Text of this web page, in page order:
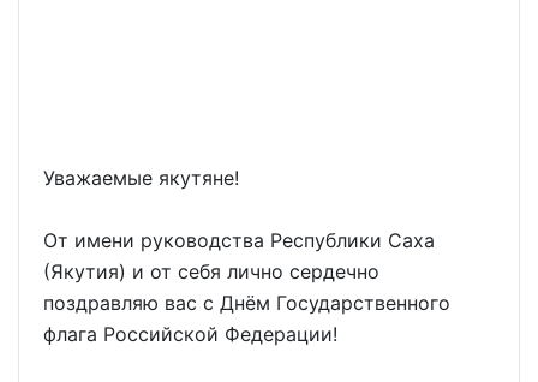
Уважаемые якутяне!
От имени руководства Республики Саха
(Якутия) и от себя лично сердечно
поздравляю вас с Днём Государственного
флага Российской Федерации!